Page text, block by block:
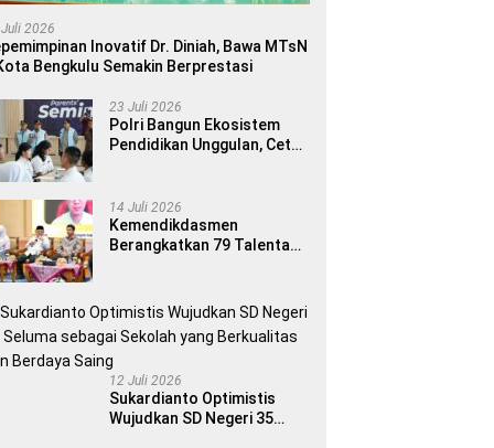
2026
Inovatif Dr. Diniah, Bawa MTsN
Bengkulu Semakin Berprestasi
23 Juli 2026
Polri Bangun Ekosistem
Pendidikan Unggulan, Cetak
14 Juli 2026
Kemendikdasmen
Berangkatkan 79 Talenta
12 Juli 2026
Sukardianto Optimistis
Wujudkan SD Negeri 35